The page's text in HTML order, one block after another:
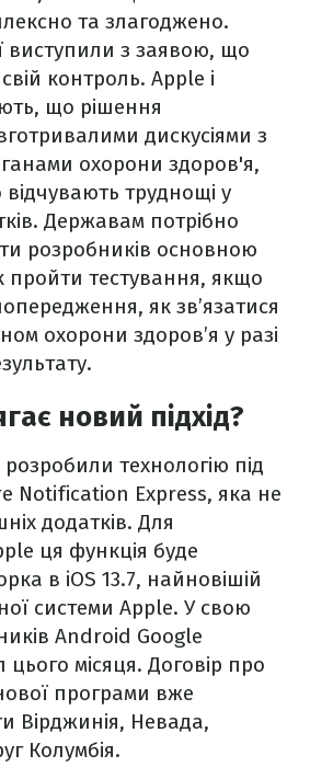
та злагоджено.
виступили з заявою, що
свій контроль. Apple і
що рішення
дискусіями з
охорони здоров'я,
труднощі у
Державам потрібно
розробників основною
пройти тестування, якщо
як зв’язатися
охорони здоров’я у разі
новий підхід?
розробили технологію під
Notification Express, яка не
додатків. Для
ця функція буде
в iOS 13.7, найновішій
системи Apple. У свою
Android Google
цього місяця. Договір про
програми вже
Вірджинія, Невада,
Колумбія.